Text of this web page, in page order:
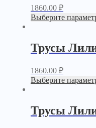
1860.00 ₽
Выберите
Трусы
1860.00 ₽
Выберите
Трусы